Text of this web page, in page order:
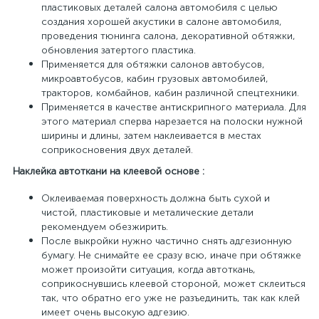
пластиковых деталей салона автомобиля с целью
создания хорошей акустики в салоне автомобиля,
проведения тюнинга салона, декоративной обтяжки,
обновления затертого пластика.
Применяется для обтяжки салонов автобусов,
микроавтобусов, кабин грузовых автомобилей,
тракторов, комбайнов, кабин различной спецтехники.
Применяется в качестве антискрипного материала. Для
этого материал сперва нарезается на полоски нужной
ширины и длины, затем наклеивается в местах
соприкосновения двух деталей.
Наклейка автоткани на клеевой основе :
Оклеиваемая поверхность должна быть сухой и
чистой, пластиковые и металические детали
рекомендуем обезжирить.
После выкройки нужно частично снять адгезионную
бумагу. Не снимайте ее сразу всю, иначе при обтяжке
может произойти ситуация, когда автоткань,
соприкоснувшись клеевой стороной, может склеиться
так, что обратно его уже не разъединить, так как клей
имеет очень высокую адгезию.